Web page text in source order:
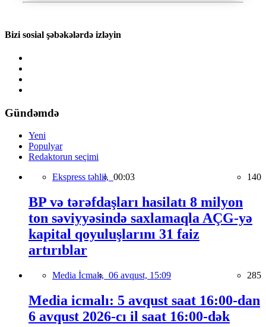
Bizi sosial şəbəkələrdə izləyin
Gündəmdə
Yeni
Populyar
Redaktorun seçimi
Ekspress təhlil, 00:03 140
BP və tərəfdaşları hasilatı 8 milyon
ton səviyyəsində saxlamaqla AÇG-yə
kapital qoyuluşlarını 31 faiz
artırıblar
Media İcmalı, 06 avqust, 15:09 285
Media icmalı: 5 avqust saat 16:00-dan
6 avqust 2026-cı il saat 16:00-dək